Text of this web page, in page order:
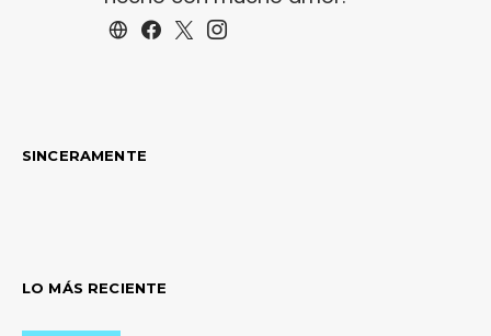
SINCERAMENTE
LO MÁS RECIENTE